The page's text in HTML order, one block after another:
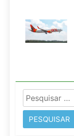
Pesquisar
por: